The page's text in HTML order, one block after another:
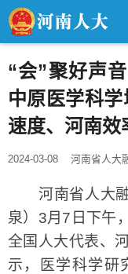
“会”聚好声
中原医学科
速度、河南效
2024-03-08 河南省人大
河南省人大融
泉）3月7日下午
全国人大代表、
示，医学科学研